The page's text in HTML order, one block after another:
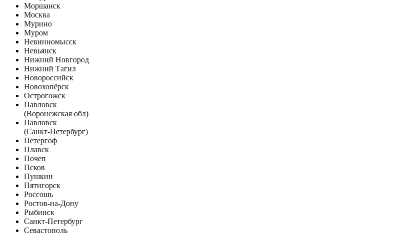
Моршанск
Москва
Мурино
Муром
Невинномысск
Невьянск
Нижний Новгород
Нижний Тагил
Новороссийск
Новохопёрск
Острогожск
Павловск
(Воронежская обл)
Павловск
(Санкт-Петербург)
Петергоф
Плавск
Почеп
Псков
Пушкин
Пятигорск
Россошь
Ростов-на-Дону
Рыбинск
Санкт-Петербург
Севастополь